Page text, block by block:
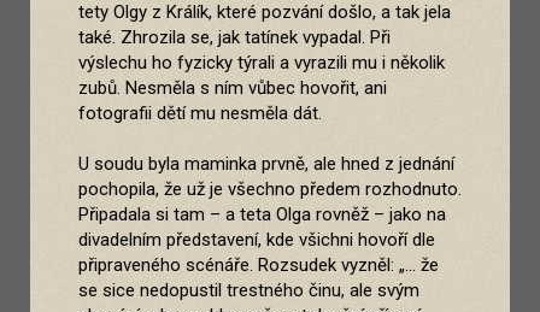
tety Olgy z Králík, které pozvání došlo, a tak jela
také. Zhrozila se, jak tatínek vypadal. Při
výslechu ho fyzicky týrali a vyrazili mu i několik
zubů. Nesměla s ním vůbec hovořit, ani
fotografii dětí mu nesměla dát.
U soudu byla maminka prvně, ale hned z jednání
pochopila, že už je všechno předem rozhodnuto.
Připadala si tam – a teta Olga rovněž – jako na
divadelním představení, kde všichni hovoří dle
připraveného scénáře. Rozsudek vyzněl: „... že
se sice nedopustil trestného činu, ale svým